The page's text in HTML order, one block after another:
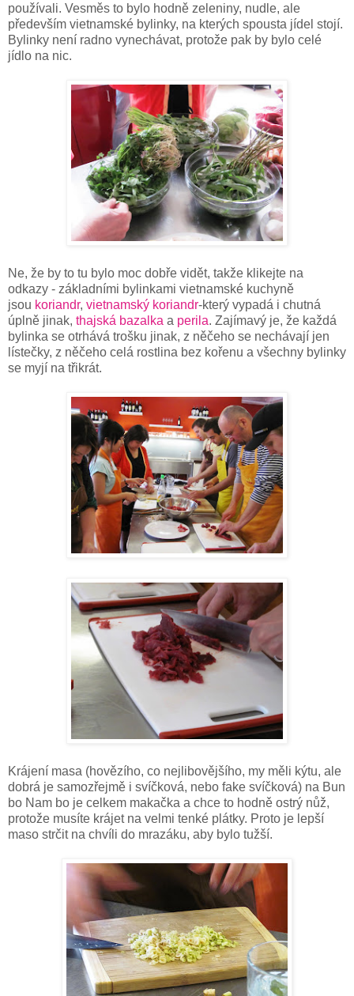
používali. Vesměs to bylo hodně zeleniny, nudle, ale
především vietnamské bylinky, na kterých spousta jídel stojí.
Bylinky není radno vynechávat, protože pak by bylo celé
jídlo na nic.
Ne, že by to tu bylo moc dobře vidět, takže klikejte na
odkazy - základními bylinkami vietnamské kuchyně
jsou koriandr, vietnamský koriandr-který vypadá i chutná
úplně jinak, thajská bazalka a perila. Zajímavý je, že každá
bylinka se otrhává trošku jinak, z něčeho se nechávají jen
lístečky, z něčeho celá rostlina bez kořenu a všechny bylinky
se myjí na třikrát.
Krájení masa (hovězího, co nejlibovějšího, my měli kýtu, ale
dobrá je samozřejmě i svíčková, nebo fake svíčková) na Bun
bo Nam bo je celkem makačka a chce to hodně ostrý nůž,
protože musíte krájet na velmi tenké plátky. Proto je lepší
maso strčit na chvíli do mrazáku, aby bylo tužší.